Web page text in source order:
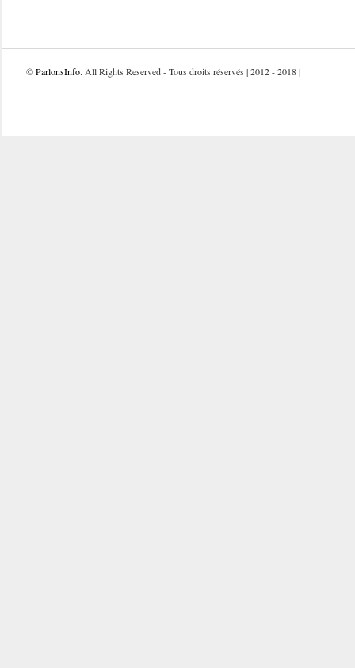
©ParlonsInfo. All Rights Reserved - Tous droits réservés | 2012 - 2018 |